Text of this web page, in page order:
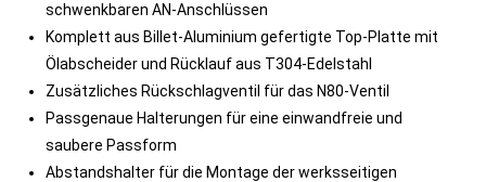
schwenkbaren AN-Anschlüssen
Komplett aus Billet-Aluminium gefertigte Top-Platte mit
Ölabscheider und Rücklauf aus T304-Edelstahl
Zusätzliches Rückschlagventil für das N80-Ventil
Passgenaue Halterungen für eine einwandfreie und
saubere Passform
Abstandshalter für die Montage der werksseitigen